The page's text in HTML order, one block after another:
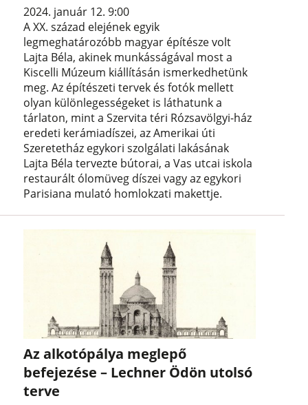
2024. január 12. 9:00
A XX. század elejének egyik
legmeghatározóbb magyar építésze volt
Lajta Béla, akinek munkásságával most a
Kiscelli Múzeum kiállításán ismerkedhetünk
meg. Az építészeti tervek és fotók mellett
olyan különlegességeket is láthatunk a
tárlaton, mint a Szervita téri Rózsavölgyi-ház
eredeti kerámiadíszei, az Amerikai úti
Szeretetház egykori szolgálati lakásának
Lajta Béla tervezte bútorai, a Vas utcai iskola
restaurált ólomüveg díszei vagy az egykori
Parisiana mulató homlokzati makettje.
Az alkotópálya meglepő
befejezése – Lechner Ödön utolsó
terve